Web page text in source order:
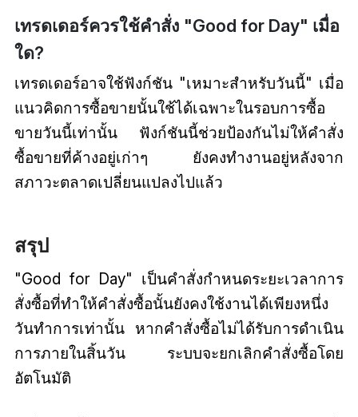
เทรดเดอร์ควรใช้คำสั่ง "Good for Day" เมื่อ
ใด?
เทรดเดอร์อาจใช้ฟังก์ชัน "เหมาะสำหรับวันนี้" เมื่อ
แนวคิดการซื้อขายนั้นใช้ได้เฉพาะในรอบการซื้อ
ขายวันนี้เท่านั้น ฟังก์ชันนี้ช่วยป้องกันไม่ให้คำสั่ง
ซื้อขายที่ค้างอยู่เก่าๆ ยังคงทำงานอยู่หลังจาก
สภาวะตลาดเปลี่ยนแปลงไปแล้ว
สรุป
"Good for Day" เป็นคำสั่งกำหนดระยะเวลาการ
สั่งซื้อที่ทำให้คำสั่งซื้อนั้นยังคงใช้งานได้เพียงหนึ่ง
วันทำการเท่านั้น หากคำสั่งซื้อไม่ได้รับการดำเนิน
การภายในสิ้นวัน ระบบจะยกเลิกคำสั่งซื้อโดย
อัตโนมัติ